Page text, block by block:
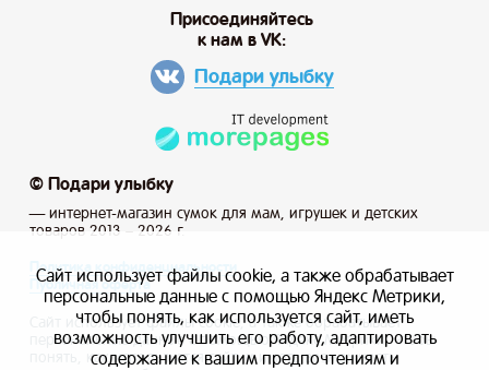
© Подари улыбку
— интернет-магазин сумок для мам, игрушек и детских
товаров 2013 – 2026 г.
Присоединяйтесь
к нам в VK:
Подари улыбку
Политика конфиденциальности
Публичная оферта
Сайт использует файлы cookie, а также обрабатывает
персональные данные с помощью Яндекс Метрики, чтобы
понять, как используется сайт, и иметь возможность
Сайт использует файлы cookie, а также обрабатывает
персональные данные с помощью Яндекс Метрики,
чтобы понять, как используется сайт, иметь
возможность улучшить его работу, адаптировать
содержание к вашим предпочтениям и